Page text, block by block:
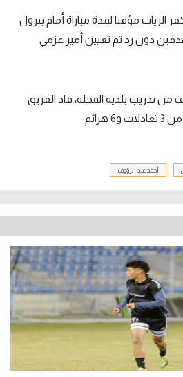
كفر الزيات مؤقتا لمدة مباراة أمام بترول
دون رد ثم تعيين أمير عزمي
من تدريب بلدية المحلة، قاد الفريق
أحمد عبد الرؤوف